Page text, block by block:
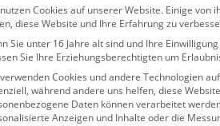
1 – 497
Cookies auf unserer Website. Einige von
diese Website und Ihre Erfahrung zu
Sie unter 16 Jahre alt sind und Ihre
Sie Ihre Erziehungsberechtigten um
Cookies und andere Technologien
während andere uns helfen, diese
Daten können verarbeitet
Anzeigen und Inhalte oder die